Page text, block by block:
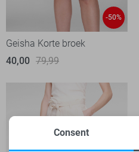
-50%
Geisha Korte broek
40,00 79,99
Consent